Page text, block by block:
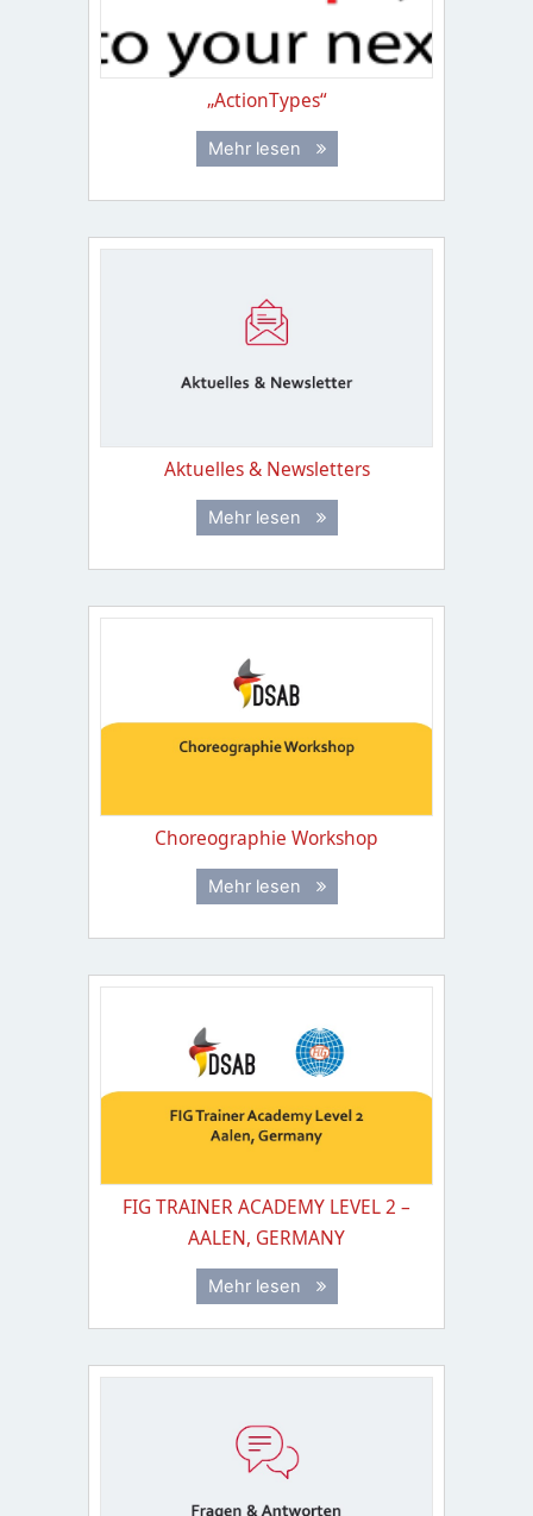
„ActionTypes“
Mehr lesen
Aktuelles & Newsletters
Mehr lesen
Choreographie Workshop
Mehr lesen
FIG TRAINER ACADEMY LEVEL 2 –
AALEN, GERMANY
Mehr lesen